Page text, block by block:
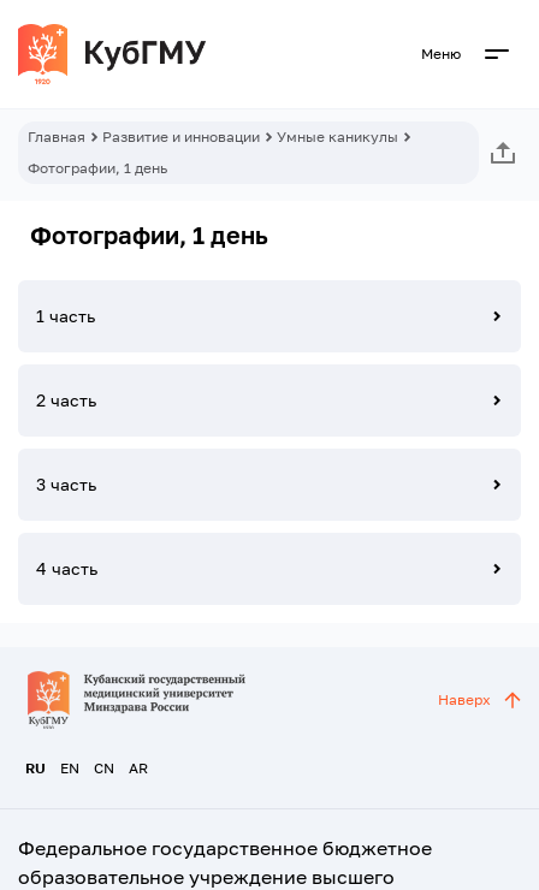
Меню
Главная Развитие и инновации
Умные каникулы
Фотографии, 1 день
Фотографии, 1 день
1 часть
2 часть
3 часть
4 часть
RU EN CN AR
Наверх
Федеральное государственное бюджетное
образовательное учреждение высшего